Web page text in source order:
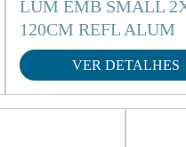
LUM EMB SMALL
120CM REFL ALUM
VER DETALHES